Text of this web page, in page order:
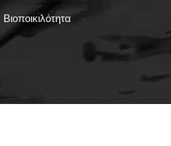
Βιοποικιλότητα